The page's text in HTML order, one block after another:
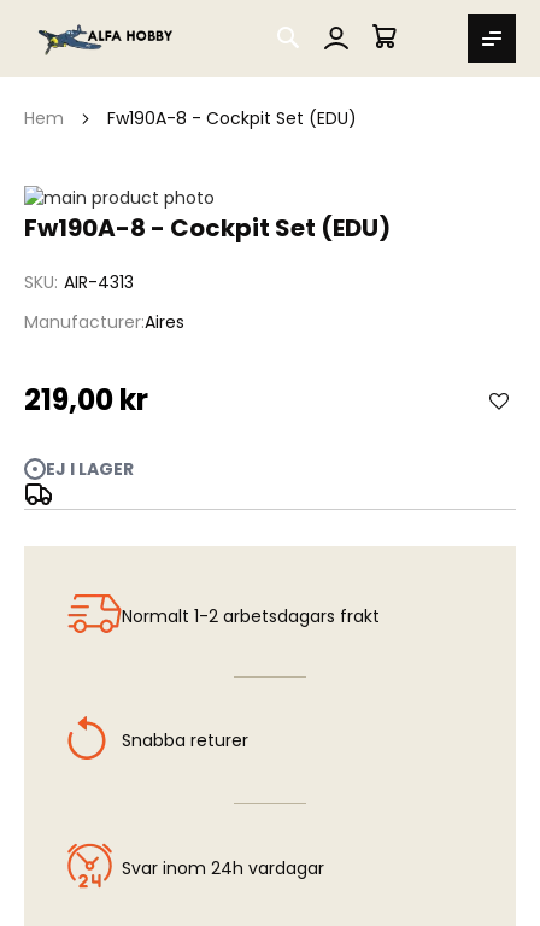
SEARCH
MIN VARUKORG
Hem Fw190A-8 - Cockpit Set (EDU)
Fw190A-8 - Cockpit Set (EDU)
SKU AIR-4313
ManufacturerAires
219,00 kr
EJ I LAGER
Hoppa
till
bildgalleriet
Hoppa
av
bildgalleriet
Normalt 1-2 arbetsdagars frakt
Snabba returer
Svar inom 24h vardagar